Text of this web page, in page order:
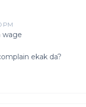
PM
wage
ekak da?